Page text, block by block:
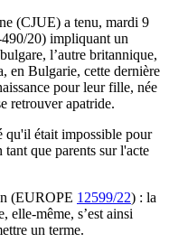
(CJUE) a tenu, mardi 9
20) impliquant un
l’autre britannique,
en Bulgarie, cette dernière
pour leur fille, née
retrouver apatride.
qu'il était impossible pour
tant que parents sur l'acte
(EUROPE 12599/22) : la
elle-même, s’est ainsi
un terme.